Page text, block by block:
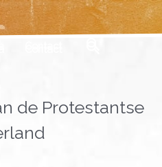
de Protestantse